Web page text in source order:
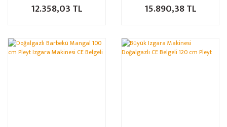
12.358,03 TL 15.890,38 TL